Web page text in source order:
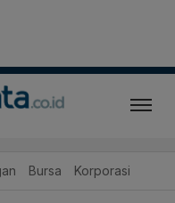
Bursa Korporasi